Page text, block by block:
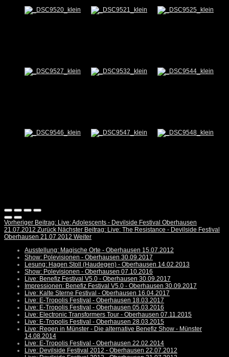
Vorheriger Beitrag: Live: Adolescents - Devilside Festival Oberhausen
21.07.2012 Zurück Nächster Beitrag: Live: The Resistance - Devilside Festival
Oberhausen 21.07.2012 Weiter
Ausstellung: Magische Orte - Oberhausen 15.07.2012
Show: Polevisionen - Oberhausen 30.09.2017
Lesung: Hagen Stoll (Haudegen) - Oberhausen 14.02.2013
Show: Polevisionen - Oberhausen 07.10.2016
Live: Benefiz Festival V5.0 - Oberhausen 30.09.2017
Impressionen: Benefiz Festival V5.0 - Oberhausen 30.09.2017
Live: Kalte Sterne Festival - Oberhausen 16.04.2017
Live: E-Tropolis Festival - Oberhausen 18.03.2017
Live: E-Tropolis Festival - Oberhausen 05.03.2016
Live: Electronic Transformers Tour - Oberhausen 07.11.2015
Live: E-Tropolis Festival - Oberhausen 28.03.2015
Live: Regen in Münster - Die alternative Benefiz Show - Münster
14.08.2014
Live: E-Tropolis Festival - Oberhausen 22.02.2014
Live: Devilside Festival 2012 - Oberhausen 22.07.2012